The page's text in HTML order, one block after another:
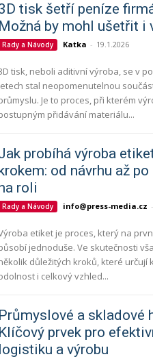
tisk šetří peníze
Možná by mohl ušetřit i
Rady a Návody Katka - 19.1.2026
tisk, neboli aditivní výroba, se v
stal neopomenutelnou
Je to proces, při kterém
přidávání materiálu...
probíhá výroba
od návrhu až
roli
Rady a Návody info@press-media.cz -
etiket je proces, který na
jednoduše. Ve skutečnosti
důležitých kroků, které určují
i celkový vzhled...
Průmyslové a skladové
Klíčový prvek pro
logistiku a výrobu